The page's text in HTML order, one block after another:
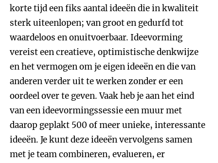
korte tijd een fiks aantal ideeën die in kwaliteit
sterk uiteenlopen; van groot en gedurfd tot
waardeloos en onuitvoerbaar. Ideevorming
vereist een creatieve, optimistische denkwijze
en het vermogen om je eigen ideeën en die van
anderen verder uit te werken zonder er een
oordeel over te geven. Vaak heb je aan het eind
van een ideevormingssessie een muur met
daarop geplakt 500 of meer unieke, interessante
ideeën. Je kunt deze ideeën vervolgens samen
met je team combineren, evalueren, er